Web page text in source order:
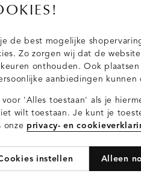
Blazers & gilets
Blouses
Tops
de best mogelijke
Zo zorgen wij dat de
onthouden. Ook
aanbiedingen
voor 'Alles toestaan' als je
wilt toestaan. Je kunt je
onze privacy- en
Alleen
instellen